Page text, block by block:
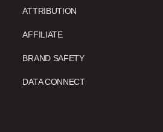
ATTRIBUTION
AFFILIATE
BRAND SAFETY
DATA CONNECT